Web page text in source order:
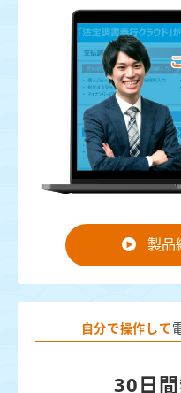
製品
自分で操作して
30日